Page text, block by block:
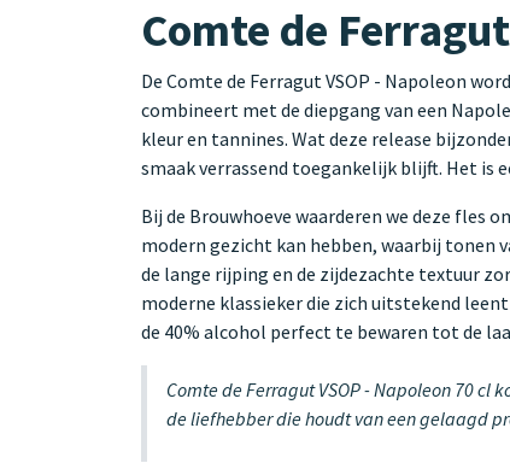
Comte de
De Comte de Ferragut VSOP - Napoleon
combineert met de diepgang van een
kleur en tannines. Wat deze release
smaak verrassend toegankelijk blijft. Het is
Bij de Brouwhoeve waarderen we deze fles
modern gezicht kan hebben, waarbij tonen
de lange rijping en de zijdezachte textuur
moderne klassieker die zich uitstekend
de 40% alcohol perfect te bewaren tot de
Comte de Ferragut VSOP - Napoleon 70
de liefhebber die houdt van een gelaagd